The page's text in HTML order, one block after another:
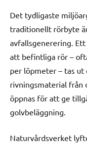
Det tydligaste
traditionellt rörbyte
avfallsgenerering.
att befintliga rör –
per löpmeter – tas ut
rivningsmaterial från
öppnas för att ge
golvbeläggning.
Naturvårdsverket